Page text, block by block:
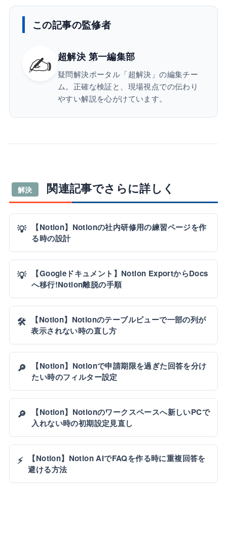
この記事の監修者
✍️ 超解決 第一編集部
疑問解決ポータル「超解決」の編集チー
ム。正確な検証と、現場視点での伝わり
やすい解説を心がけています。
解決 関連記事でさらに詳しく
💡
【Notion】Notionの社内研修用の練習ページを作
る時の設計
💡
【Googleドキュメント】Notion ExportからDocs
へ移行!Notion離脱の手順
🛠️
【Notion】Notionのテーブルビューで一部の列が
表示されない時の直し方
🔎
【Notion】Notionで申請期限を過ぎた回答を分け
たい時のフィルター設定
🔎
【Notion】Notionのワークスペースへ新しいPCで
入れない時の初期設定見直し
⚡
【Notion】Notion AIでFAQを作る時に重複回答を
避ける方法